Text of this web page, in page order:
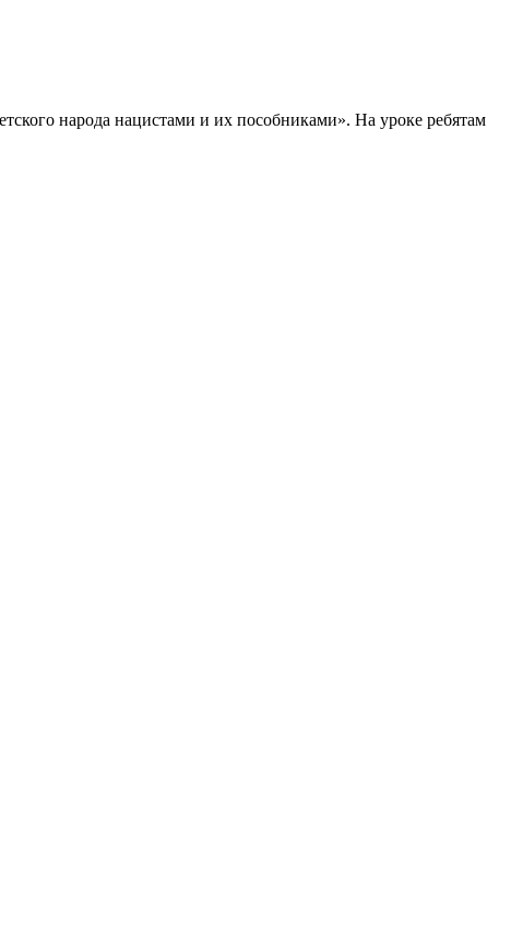
народа нацистами и их пособниками». На уроке ребятам